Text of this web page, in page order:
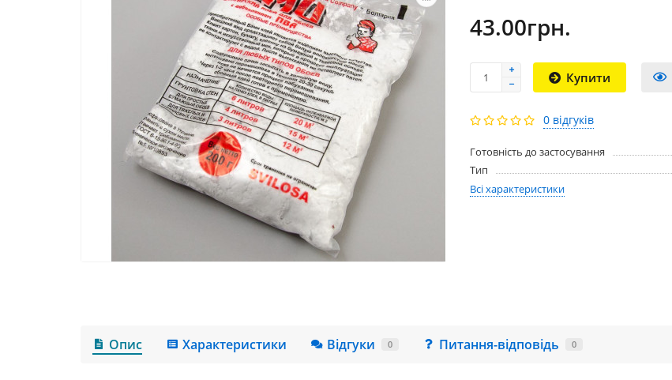
43.00грн.
Купити
0 відгуків
Готовність до застосування
Тип
Всі характеристики
Опис Характеристики Відгуки 0 Питання-відповідь 0